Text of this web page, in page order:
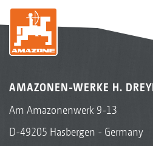
AMAZONEN-WERKE H.
Am Amazonenwerk 9-13
D-49205 Hasbergen - Germany